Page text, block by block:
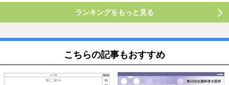
ランキングをもっと見る
こちらの記事もおすすめ